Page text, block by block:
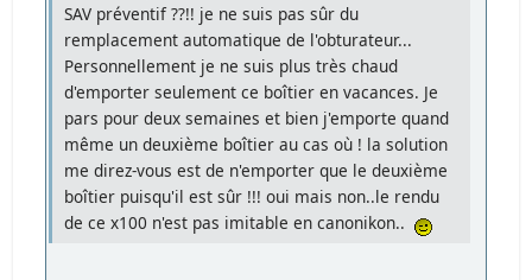
SAV préventif ??!! je ne suis pas sûr du
remplacement automatique de l'obturateur...
Personnellement je ne suis plus très chaud
d'emporter seulement ce boîtier en vacances. Je
pars pour deux semaines et bien j'emporte quand
même un deuxième boîtier au cas où ! la solution
me direz-vous est de n'emporter que le deuxième
boîtier puisqu'il est sûr !!! oui mais non..le rendu
de ce x100 n'est pas imitable en canonikon..